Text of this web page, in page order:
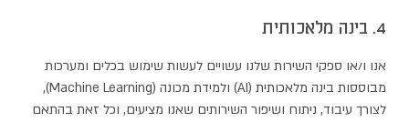
4. בינה מלאכותית
אנו ו/או ספקי השירות שלנו עשויים לעשות שימוש בכלים ומערכות
מבוססות בינה מלאכותית (AI) ולמידת מכונה (Machine Learning),
לצורך עיבוד, ניתוח ושיפור השירותים שאנו מציעים, וכל זאת בהתאם